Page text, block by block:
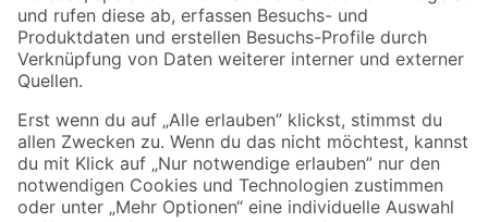
Sicher einkaufen
Jetzt die toom-App herunterladen